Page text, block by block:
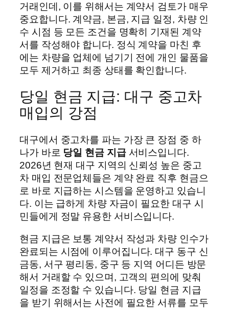
거래인데, 이를 위해서는 계약서 검토가 매우
중요합니다. 계약금, 본금, 지급 일정, 차량 인
수 시점 등 모든 조건을 명확히 기재된 계약
서를 작성해야 합니다. 정식 계약을 마친 후
에는 차량을 업체에 넘기기 전에 개인 물품을
모두 제거하고 최종 상태를 확인합니다.
당일 현금 지급: 대구 중고차
매입의 강점
대구에서 중고차를 파는 가장 큰 장점 중 하
나가 바로 당일 현금 지급서비스입니다.
2026년 현재 대구 지역의 신뢰성 높은 중고
차 매입 전문업체들은 계약 완료 직후 현금으
로 바로 지급하는 시스템을 운영하고 있습니
다. 이는 급하게 차량 자금이 필요한 대구 시
민들에게 정말 유용한 서비스입니다.
현금 지급은 보통 계약서 작성과 차량 인수가
완료되는 시점에 이루어집니다. 대구 동구 신
금동, 서구 평리동, 중구 등 지역 어디든 방문
해서 거래할 수 있으며, 고객의 편의에 맞춰
일정을 조정할 수 있습니다. 당일 현금 지급
을 받기 위해서는 사전에 필요한 서류를 모두